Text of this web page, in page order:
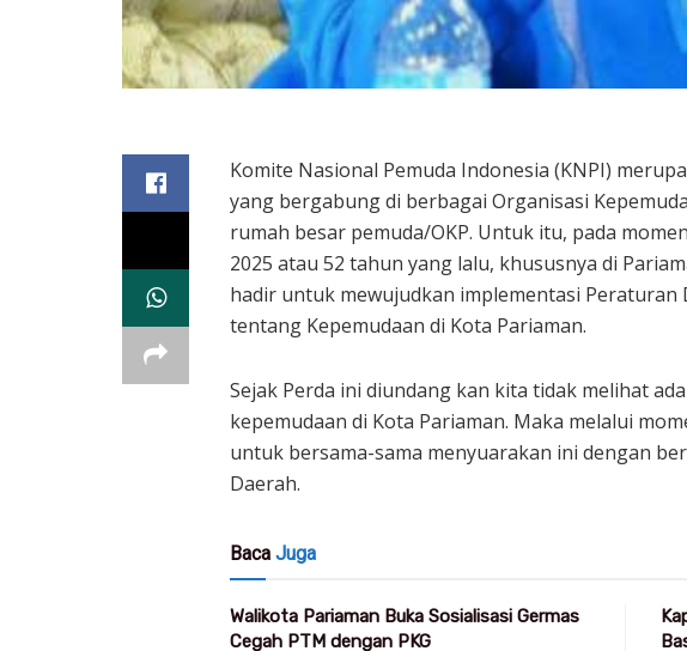
Komite Nasional Pemuda Indonesia (KNPI)
yang bergabung di berbagai Organisasi
rumah besar pemuda/OKP. Untuk itu, pada
2025 atau 52 tahun yang lalu, khususnya di
hadir untuk mewujudkan implementasi Peraturan
tentang Kepemudaan di Kota Pariaman.
Sejak Perda ini diundang kan kita tidak melihat
kepemudaan di Kota Pariaman. Maka melalui
untuk bersama-sama menyuarakan ini dengan
Daerah.
Baca Juga
Walikota Pariaman Buka Sosialisasi Germas
Cegah PTM dengan PKG